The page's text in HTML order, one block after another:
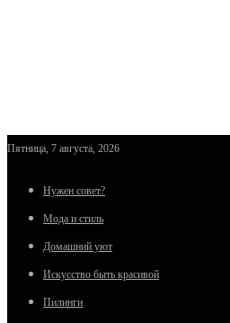
Пятница, 7 августа, 2026
Нужен совет?
Мода и стиль
Домашний уют
Искусство быть красивой
Пилинги